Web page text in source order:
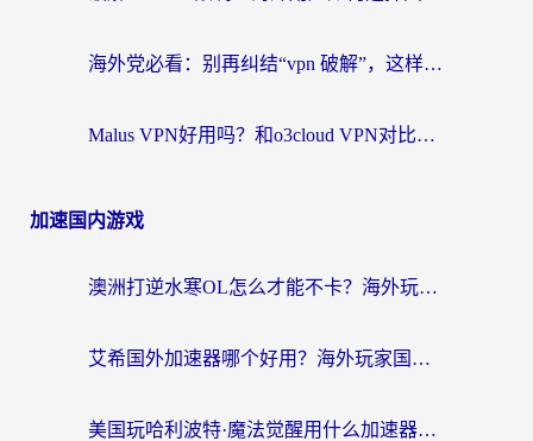
海外党必看：别再纠结“vpn 破解”，这样选回国加速器才能真正无缝访问国内资源
Malus VPN好用吗？和o3cloud VPN对比哪个回国效果更好？
加速国内游戏
澳洲打逆水寒OL怎么才能不卡？海外玩家国服游戏加速终极指南（附梦幻模拟战地铁跑酷解决办法）
艾希国外加速器哪个好用？海外玩家国服游戏畅玩终极指南（附欧洲玩鸣潮街头篮球实测）
美国玩哈利波特·魔法觉醒用什么加速器？告别延迟的终极指南（含免费QQ炫舞方案+印尼妄想山海秘籍）